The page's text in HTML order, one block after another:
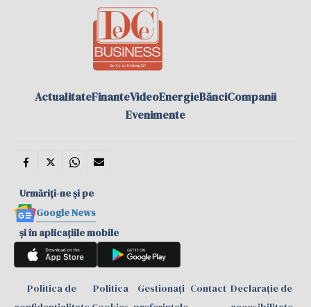
ActualitateFinanteVideoEnergieBănciCompanii
Evenimente
Urmăriți-ne și pe
Google News
și în aplicațiile mobile
Politica de
Politica
Gestionați Contact Declarație de